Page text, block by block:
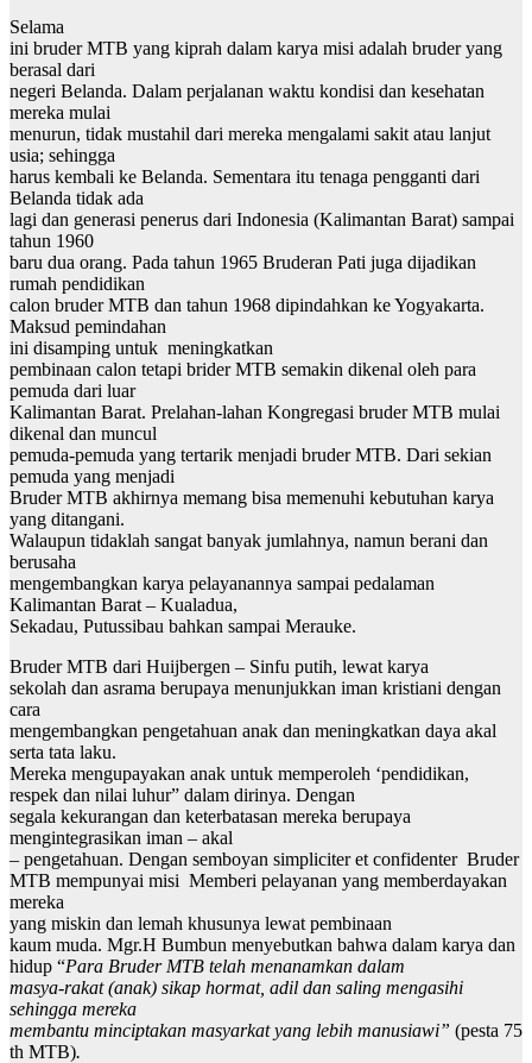
Selama
ini bruder MTB yang kiprah dalam karya misi adalah bruder yang
berasal dari
negeri Belanda. Dalam perjalanan waktu kondisi dan kesehatan
mereka mulai
menurun, tidak mustahil dari mereka mengalami sakit atau lanjut
usia; sehingga
harus kembali ke Belanda. Sementara itu tenaga pengganti dari
Belanda tidak ada
lagi dan generasi penerus dari Indonesia (Kalimantan Barat) sampai
tahun 1960
baru dua orang. Pada tahun 1965 Bruderan Pati juga dijadikan
rumah pendidikan
calon bruder MTB dan tahun 1968 dipindahkan ke Yogyakarta.
Maksud pemindahan
ini disamping untuk meningkatkan
pembinaan calon tetapi brider MTB semakin dikenal oleh para
pemuda dari luar
Kalimantan Barat. Prelahan-lahan Kongregasi bruder MTB mulai
dikenal dan muncul
pemuda-pemuda yang tertarik menjadi bruder MTB. Dari sekian
pemuda yang menjadi
Bruder MTB akhirnya memang bisa memenuhi kebutuhan karya
yang ditangani.
Walaupun tidaklah sangat banyak jumlahnya, namun berani dan
berusaha
mengembangkan karya pelayanannya sampai pedalaman
Kalimantan Barat – Kualadua,
Sekadau, Putussibau bahkan sampai Merauke.
Bruder MTB dari Huijbergen – Sinfu putih, lewat karya
sekolah dan asrama berupaya menunjukkan iman kristiani dengan
cara
mengembangkan pengetahuan anak dan meningkatkan daya akal
serta tata laku.
Mereka mengupayakan anak untuk memperoleh ‘pendidikan,
respek dan nilai luhur” dalam dirinya. Dengan
segala kekurangan dan keterbatasan mereka berupaya
mengintegrasikan iman – akal
– pengetahuan. Dengan semboyan simpliciter et confidenter Bruder
MTB mempunyai misi Memberi pelayanan yang memberdayakan
mereka
yang miskin dan lemah khusunya lewat pembinaan
kaum muda. Mgr.H Bumbun menyebutkan bahwa dalam karya dan
hidup “Para Bruder MTB telah menanamkan dalam
masya-rakat (anak) sikap hormat, adil dan saling mengasihi
sehingga mereka
membantu minciptakan masyarkat yang lebih manusiawi” (pesta 75
th MTB).